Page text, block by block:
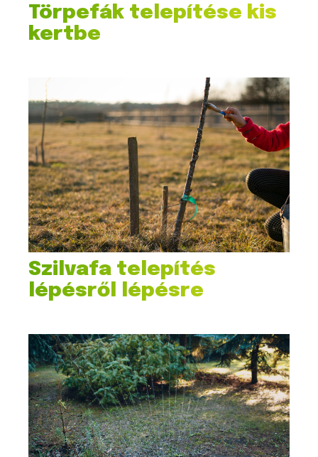
Törpefák telepítése kis
kertbe
Szilvafa telepítés
lépésről lépésre